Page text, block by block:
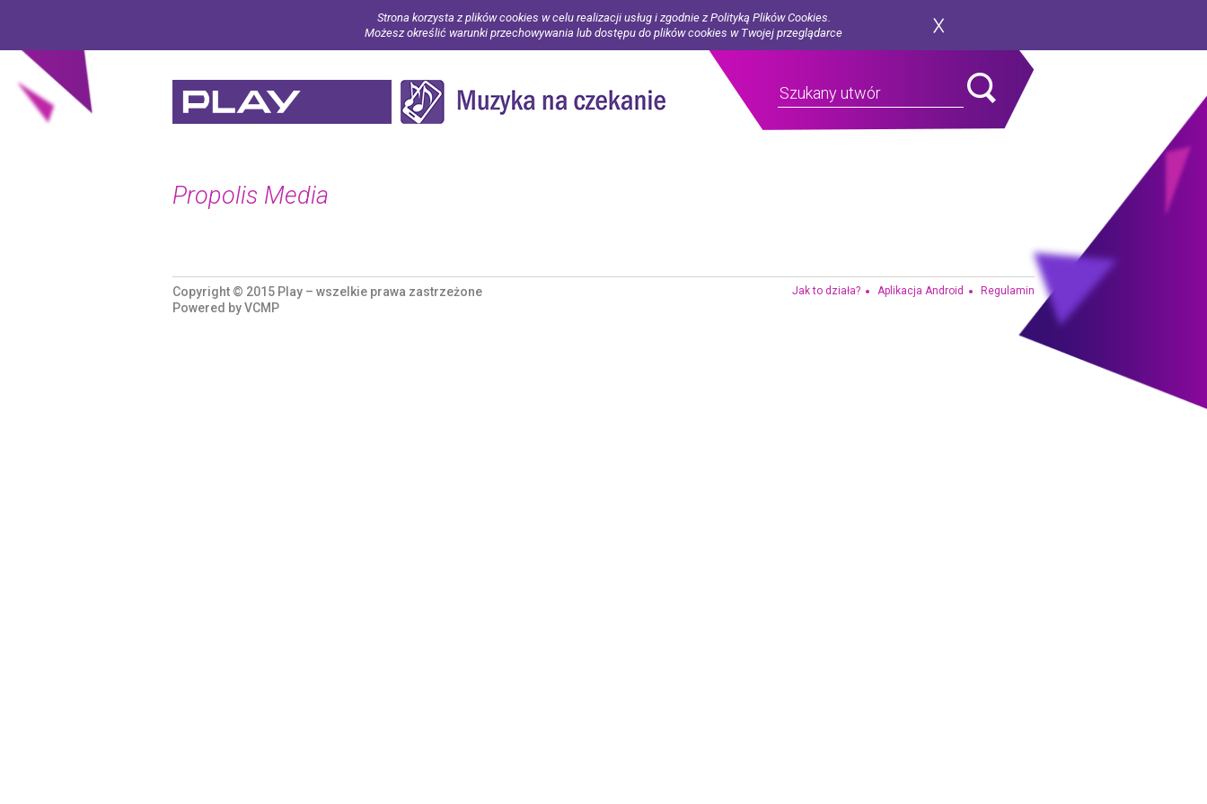
Strona korzysta z plików cookies w celu realizacji usług i zgodnie z Polityką Plików Cookies.
Możesz określić warunki przechowywania lub dostępu do plików cookies w Twojej przeglądarce
Propolis Media
Copyright © 2015 Play – wszelkie prawa zastrzeżone
Powered byVCMP
Jak to działa? Aplikacja Android Regulamin